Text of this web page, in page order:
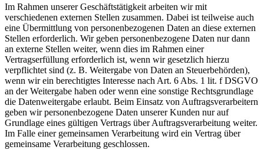
Im Rahmen unserer Geschäftstätigkeit arbeiten wir mit
verschiedenen externen Stellen zusammen. Dabei ist teilweise auch
eine Übermittlung von personenbezogenen Daten an diese externen
Stellen erforderlich. Wir geben personenbezogene Daten nur dann
an externe Stellen weiter, wenn dies im Rahmen einer
Vertragserfüllung erforderlich ist, wenn wir gesetzlich hierzu
verpflichtet sind (z. B. Weitergabe von Daten an Steuerbehörden),
wenn wir ein berechtigtes Interesse nach Art. 6 Abs. 1 lit. f DSGVO
an der Weitergabe haben oder wenn eine sonstige Rechtsgrundlage
die Datenweitergabe erlaubt. Beim Einsatz von Auftragsverarbeitern
geben wir personenbezogene Daten unserer Kunden nur auf
Grundlage eines gültigen Vertrags über Auftragsverarbeitung weiter.
Im Falle einer gemeinsamen Verarbeitung wird ein Vertrag über
gemeinsame Verarbeitung geschlossen.